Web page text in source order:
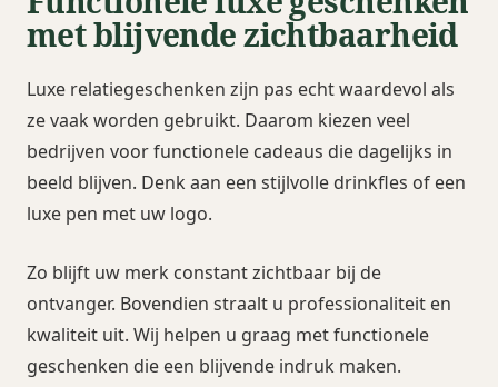
met blijvende zichtbaarheid
Luxe relatiegeschenken zijn pas echt waardevol als
ze vaak worden gebruikt. Daarom kiezen veel
bedrijven voor functionele cadeaus die dagelijks in
beeld blijven. Denk aan een stijlvolle drinkfles of een
luxe pen met uw logo.
Zo blijft uw merk constant zichtbaar bij de
ontvanger. Bovendien straalt u professionaliteit en
kwaliteit uit. Wij helpen u graag met functionele
geschenken die een blijvende indruk maken.